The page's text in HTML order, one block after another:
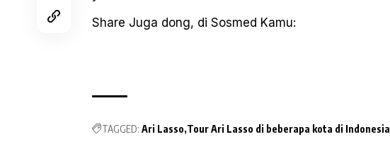
Share Juga dong, di Sosmed Kamu:
TAGGED: Ari Lasso Tour Ari Lasso di beberapa kota di Indonesia